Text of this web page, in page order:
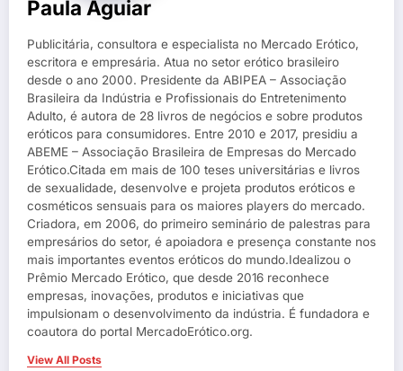
Paula Aguiar
Publicitária, consultora e especialista no Mercado Erótico,
escritora e empresária. Atua no setor erótico brasileiro
desde o ano 2000. Presidente da ABIPEA – Associação
Brasileira da Indústria e Profissionais do Entretenimento
Adulto, é autora de 28 livros de negócios e sobre produtos
eróticos para consumidores. Entre 2010 e 2017, presidiu a
ABEME – Associação Brasileira de Empresas do Mercado
Erótico.Citada em mais de 100 teses universitárias e livros
de sexualidade, desenvolve e projeta produtos eróticos e
cosméticos sensuais para os maiores players do mercado.
Criadora, em 2006, do primeiro seminário de palestras para
empresários do setor, é apoiadora e presença constante nos
mais importantes eventos eróticos do mundo.Idealizou o
Prêmio Mercado Erótico, que desde 2016 reconhece
empresas, inovações, produtos e iniciativas que
impulsionam o desenvolvimento da indústria. É fundadora e
coautora do portal MercadoErótico.org.
View All Posts